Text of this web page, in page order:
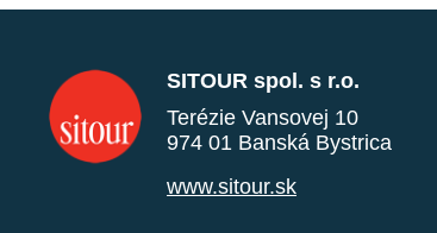
SITOUR spol. s r.o.
Terézie Vansovej 10
974 01 Banská Bystrica
www.sitour.sk